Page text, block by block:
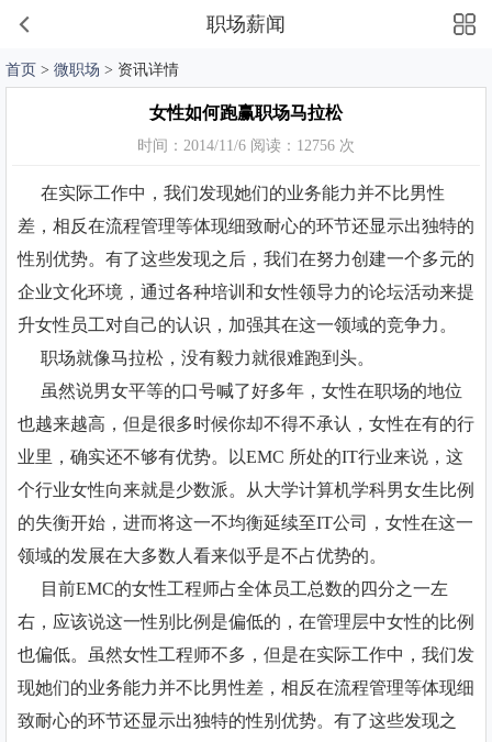
职场薪闻
首页 > 微职场 > 资讯详情
女性如何跑赢职场马拉松
时间：2014/11/6 阅读：12756 次
在实际工作中，我们发现她们的业务能力并不比男性
差，相反在流程管理等体现细致耐心的环节还显示出独特的
性别优势。有了这些发现之后，我们在努力创建一个多元的
企业文化环境，通过各种培训和女性领导力的论坛活动来提
升女性员工对自己的认识，加强其在这一领域的竞争力。
职场就像马拉松，没有毅力就很难跑到头。
虽然说男女平等的口号喊了好多年，女性在职场的地位
也越来越高，但是很多时候你却不得不承认，女性在有的行
业里，确实还不够有优势。以EMC 所处的IT行业来说，这
个行业女性向来就是少数派。从大学计算机学科男女生比例
的失衡开始，进而将这一不均衡延续至IT公司，女性在这一
领域的发展在大多数人看来似乎是不占优势的。
目前EMC的女性工程师占全体员工总数的四分之一左
右，应该说这一性别比例是偏低的，在管理层中女性的比例
也偏低。虽然女性工程师不多，但是在实际工作中，我们发
现她们的业务能力并不比男性差，相反在流程管理等体现细
致耐心的环节还显示出独特的性别优势。有了这些发现之